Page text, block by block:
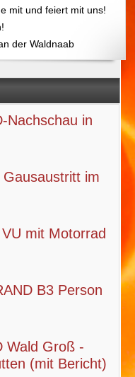
Nachschau in
im
mit Motorrad
B3 Person
Wald Groß -
(mit Bericht)
mit und feiert mit uns!
der Waldnaab